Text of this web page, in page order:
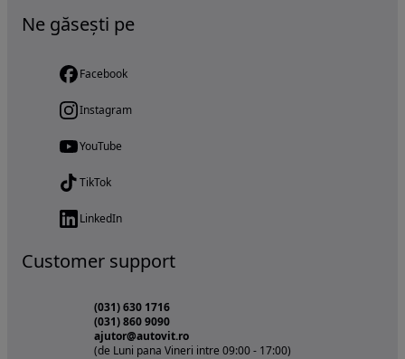
Ne găsești pe
Facebook
Instagram
YouTube
TikTok
LinkedIn
Customer support
(031) 630 1716
(031) 860 9090
ajutor@autovit.ro
(de Luni pana Vineri intre 09:00 - 17:00)